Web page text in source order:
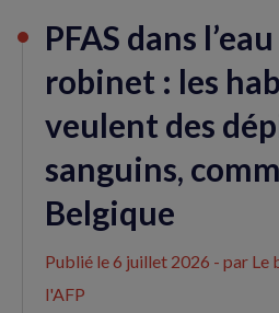
du
PFAS dans
robinet : les
veulent des
sanguins,
Belgique
Publié le6 juillet 2026 - par Le
l'AFP